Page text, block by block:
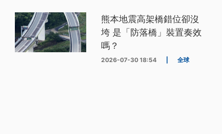
熊本地震高架橋錯位卻沒
垮 是「防落橋」裝置奏效
嗎？
2026-07-30 18:54 全球